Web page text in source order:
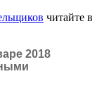
читайте в
2018